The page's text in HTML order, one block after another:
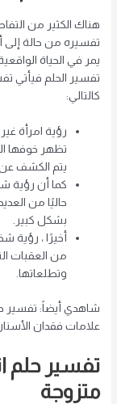
هناك الكثير من
تفسيره من حالة إلى
يمر في الحياة
تفسير الحلم فيأتي
كالتالي:
رؤية امرأة
تظهر خوفها
يتم الكشف
كما أن رؤية
حاليًا من
بشكل كبير.
أخيرًا ،
من العقبات
وتطلعاتها.
شاهدي أيضاً: تفسير
علامات فقدان
تفسير حلم
متزوجة